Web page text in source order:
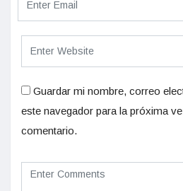
Guardar mi nombre, correo
este navegador para la próxima
comentario.